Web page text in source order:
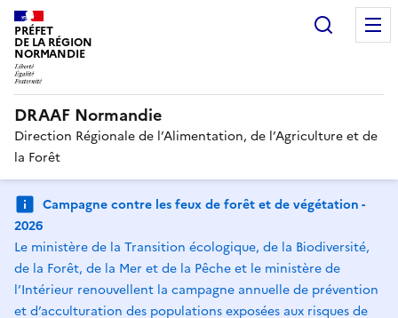
PRÉFET
DE LA RÉGION
NORMANDIE
DRAAF Normandie
Direction Régionale de l’Alimentation, de l’Agriculture et de
la Forêt
Campagne contre les feux de forêt et de végétation -
2026
Le ministère de la Transition écologique, de la Biodiversité,
de la Forêt, de la Mer et de la Pêche et le ministère de
l’Intérieur renouvellent la campagne annuelle de prévention
et d’acculturation des populations exposées aux risques de